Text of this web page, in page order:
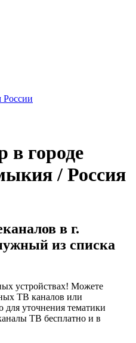
в городе
/ Россия
в г.
из списка
устройствах! Можете
ТВ каналов или
для уточнения тематики
ТВ бесплатно и в